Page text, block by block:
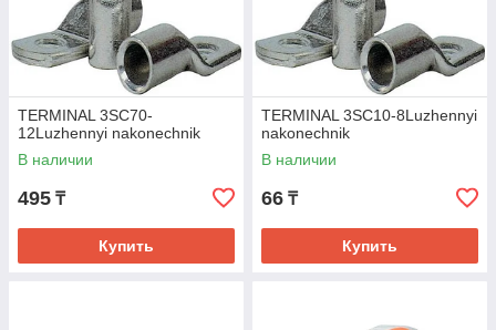
TERMINAL 3SC70-
12Luzhennyi nakonechnik
В наличии
495 ₸
Купить
TERMINAL 3SC10-8Luzhennyi
nakonechnik
В наличии
66 ₸
Купить